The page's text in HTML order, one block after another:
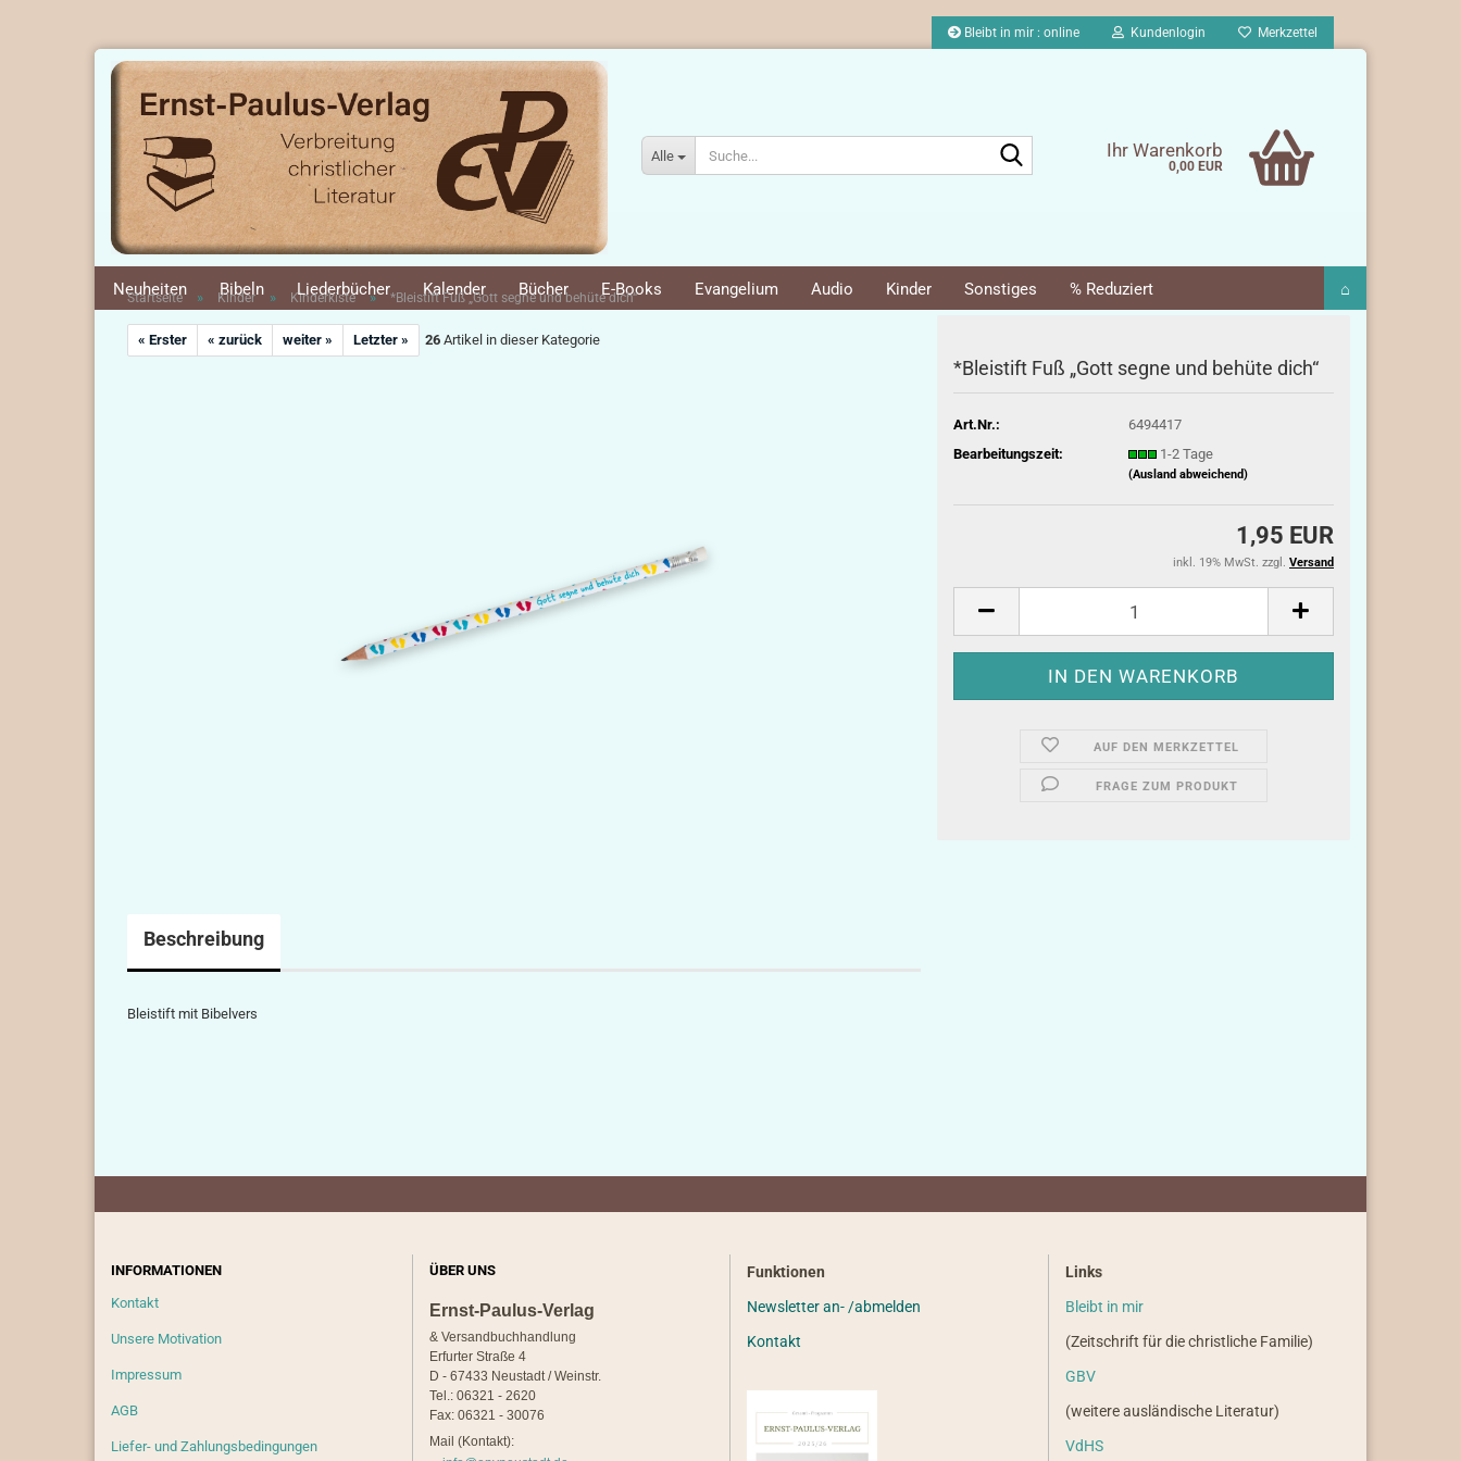
Bleibt in mir : online Kundenlogin Merkzettel
Alle Ihr Warenkorb
0,00 EUR
Neuheiten Bibeln Liederbücher Kalender Bücher E-Books Evangelium Audio Kinder Sonstiges % Reduziert ⌂
Startseite » Kinder » Kinderkiste » *Bleistift Fuß „Gott segne und behüte dich“
« Erster « zurück weiter » Letzter » 26 Artikel in dieser Kategorie
*Bleistift Fuß „Gott segne und behüte dich“
Art.Nr.:
6494417
Bearbeitungszeit:
1-2 Tage
(Ausland abweichend)
1,95 EUR
inkl. 19% MwSt. zzgl. Versand
AUF DEN MERKZETTEL
FRAGE ZUM PRODUKT
Beschreibung
Bleistift mit Bibelvers
INFORMATIONEN
Kontakt
Unsere Motivation
Impressum
AGB
Liefer- und Zahlungsbedingungen
ÜBER UNS
Ernst-Paulus-Verlag
& Versandbuchhandlung
Erfurter Straße 4
D - 67433 Neustadt / Weinstr.
Tel.: 06321 - 2620
Fax: 06321 - 30076
Mail (Kontakt):
Funktionen
Newsletter an- /abmelden
Kontakt
Links
Bleibt in mir
(Zeitschrift für die christliche Familie)
GBV
(weitere ausländische Literatur)
VdHS